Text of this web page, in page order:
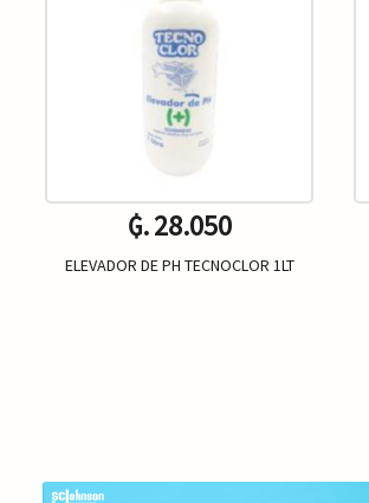
₲. 28.050
ELEVADOR DE PH TECNOCLOR 1LT